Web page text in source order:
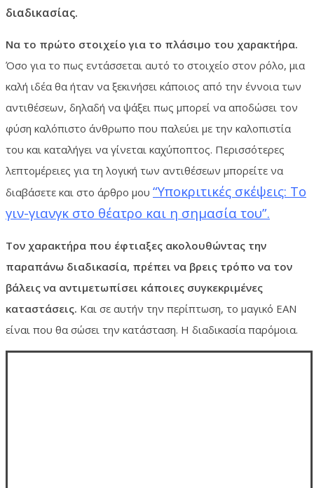
διαδικασίας.
Να το πρώτο στοιχείο για το πλάσιμο του χαρακτήρα.
Όσο για το πως εντάσσεται αυτό το στοιχείο στον ρόλο, μια
καλή ιδέα θα ήταν να ξεκινήσει κάποιος από την έννοια των
αντιθέσεων, δηλαδή να ψάξει πως μπορεί να αποδώσει τον
φύση καλόπιστο άνθρωπο που παλεύει με την καλοπιστία
του και καταλήγει να γίνεται καχύποπτος. Περισσότερες
λεπτομέρειες για τη λογική των αντιθέσεων μπορείτε να
διαβάσετε και στο άρθρο μου “Υποκριτικές σκέψεις: Το
γιν-γιανγκ στο θέατρο και η σημασία του”.
Τον χαρακτήρα που έφτιαξες ακολουθώντας την
παραπάνω διαδικασία, πρέπει να βρεις τρόπο να τον
βάλεις να αντιμετωπίσει κάποιες συγκεκριμένες
καταστάσεις. Και σε αυτήν την περίπτωση, το μαγικό ΕΑΝ
είναι που θα σώσει την κατάσταση. Η διαδικασία παρόμοια.